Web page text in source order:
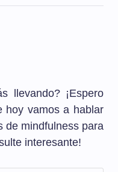
llevando? ¡Espero
hoy vamos a hablar
de mindfulness para
interesante!